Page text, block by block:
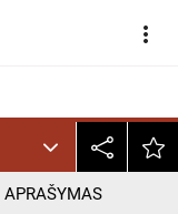
more_vert
APRAŠYMAS